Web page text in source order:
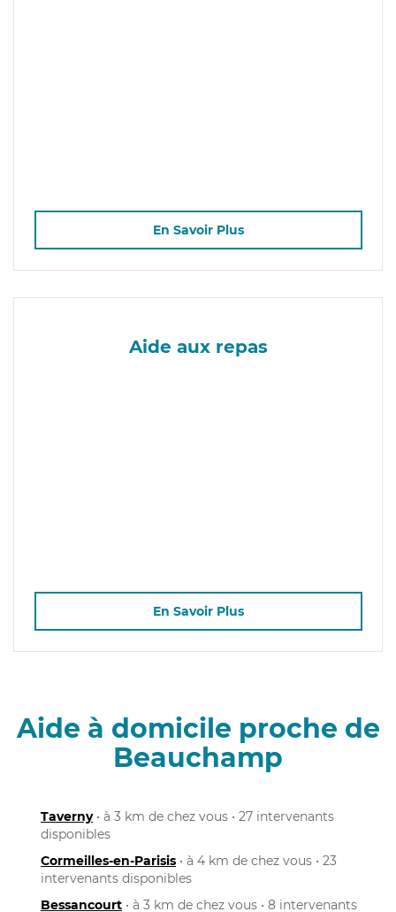
En Savoir Plus
Aide aux repas
En Savoir Plus
Aide à domicile proche de
Beauchamp
Taverny• à 3 km de chez vous • 27 intervenants
disponibles
Cormeilles-en-Parisis • à 4 km de chez vous • 23
intervenants disponibles
Bessancourt • à 3 km de chez vous • 8 intervenants